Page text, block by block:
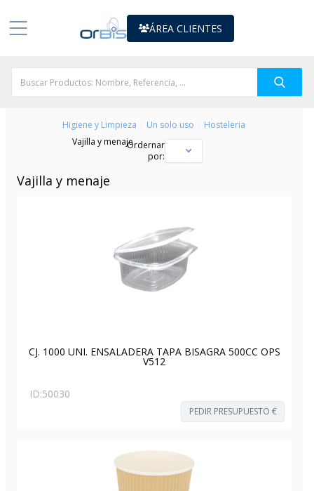
ÁREA CLIENTES
Higiene y Limpieza Un solo uso Hosteleria
Vajilla y menajeOrdernar
por:
Vajilla y menaje
CJ. 1000 UNI. ENSALADERA TAPA BISAGRA 500CC OPS
V512
ID:50030
PEDIR PRESUPUESTO €